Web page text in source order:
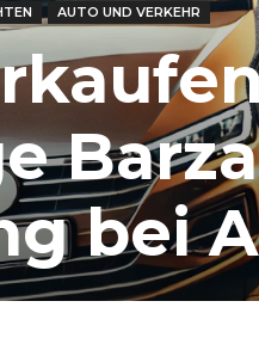
AUTO UND VERKEHR
bei